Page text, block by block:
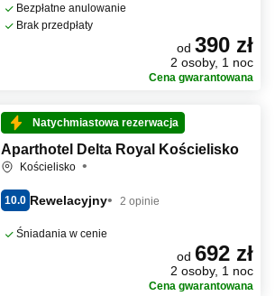
Bezpłatne anulowanie
Brak przedpłaty
od 390 zł
2 osoby, 1 noc
Cena gwarantowana
Natychmiastowa rezerwacja
Aparthotel Delta Royal Kościelisko
Kościelisko
10.0 Rewelacyjny 2 opinie
Śniadania w cenie
od 692 zł
2 osoby, 1 noc
Cena gwarantowana